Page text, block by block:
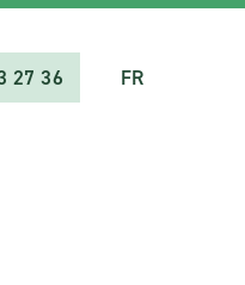
27 36 FR